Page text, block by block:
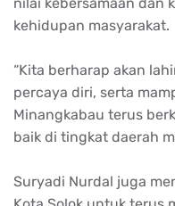
kehidupan masyarakat.
“Kita berharap akan
percaya diri, serta
Minangkabau terus
baik di tingkat daerah
Suryadi Nurdal juga